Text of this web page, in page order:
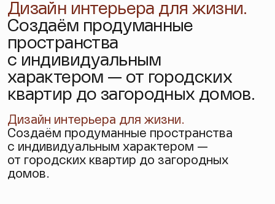
Дизайн интерьера для жизни.
Создаём продуманные
пространства
с индивидуальным
характером — от городских
квартир до загородных домов.
Дизайн интерьера для жизни.
Создаём продуманные пространства
с индивидуальным характером —
от городских квартир до загородных
домов.